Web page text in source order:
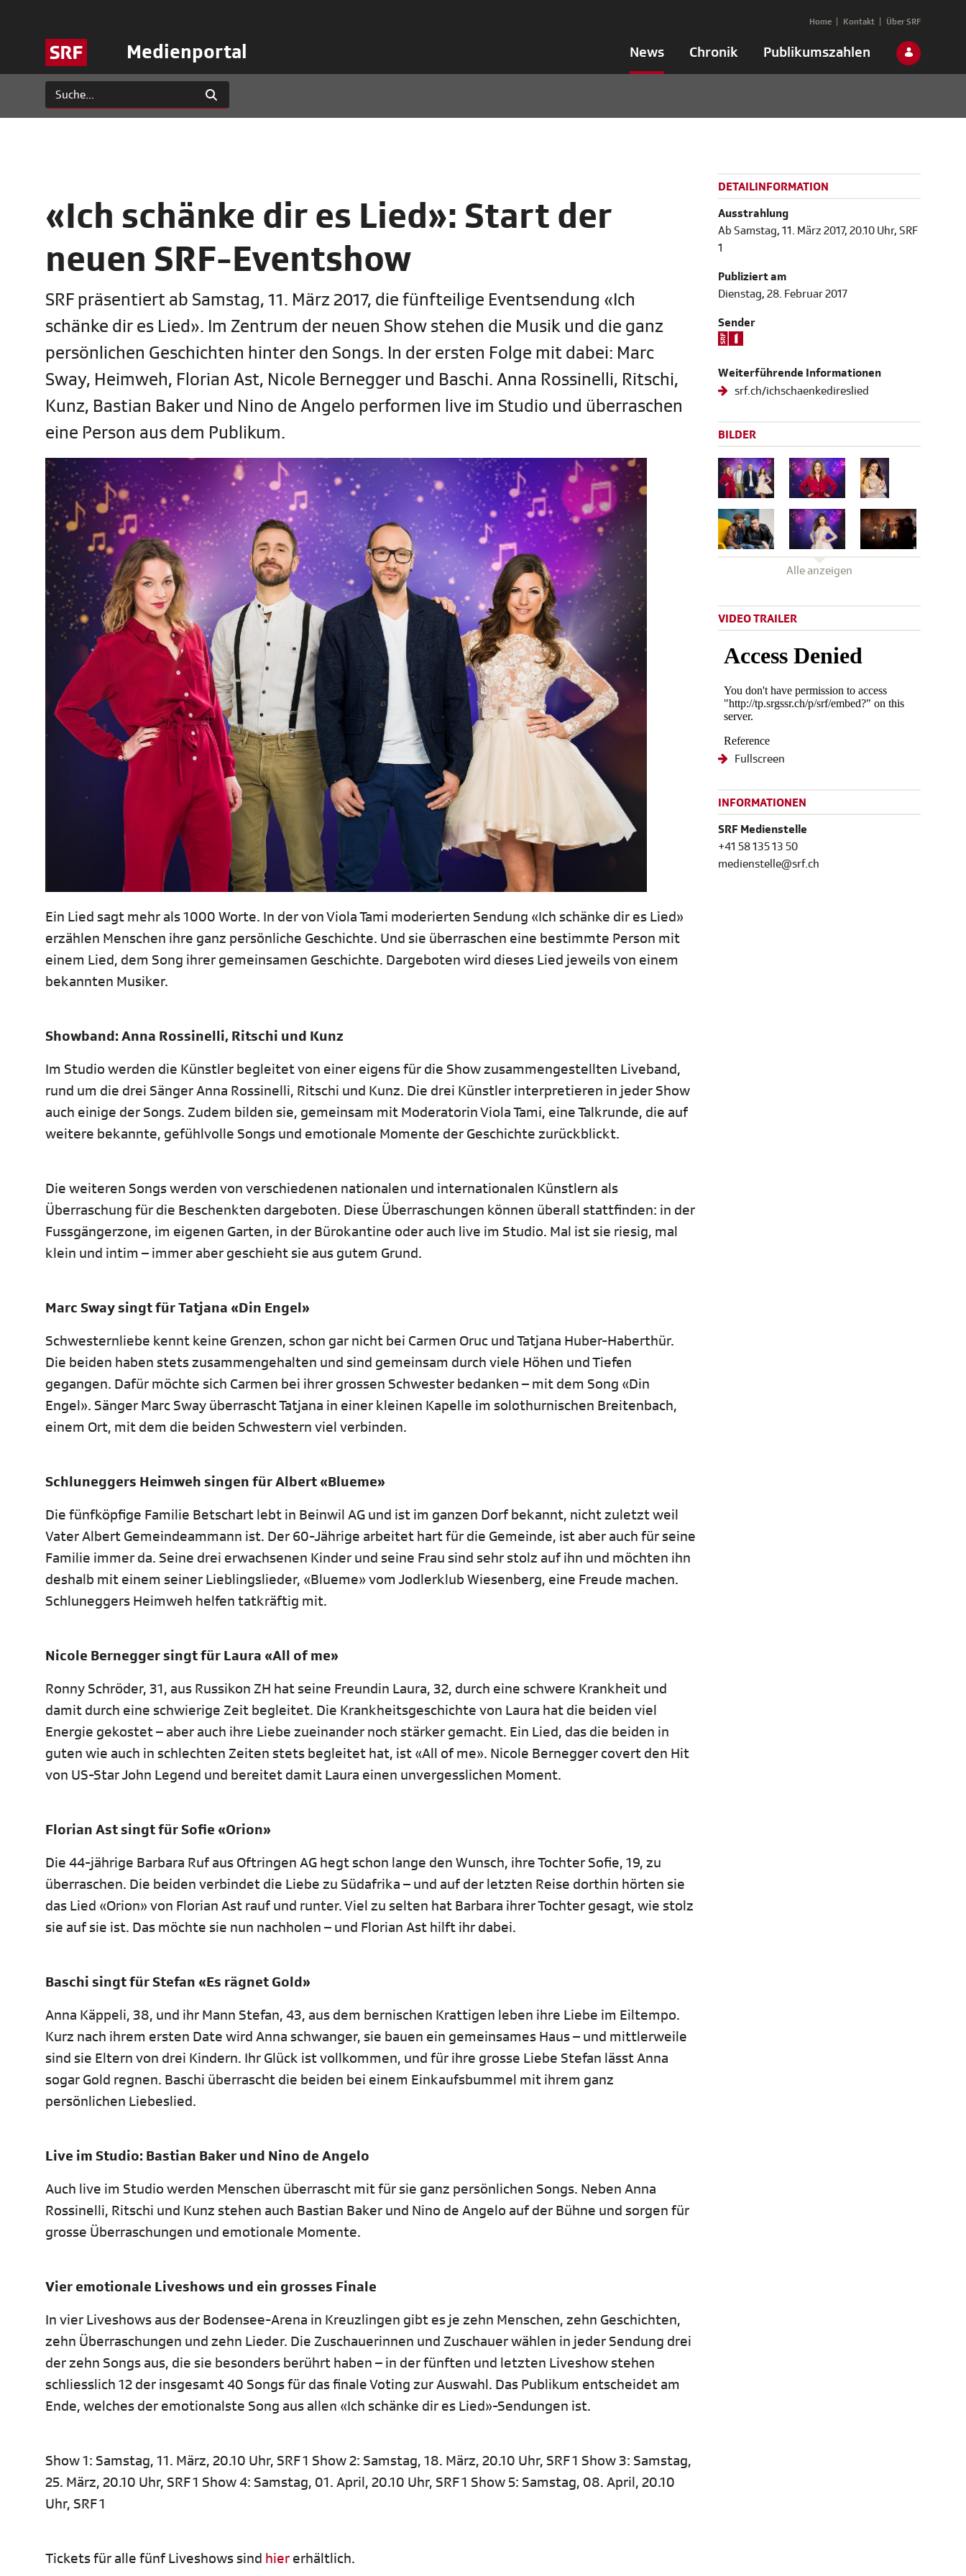
Medienportal News Chronik Publikumszahlen
Home Kontakt Über SRF
«Ich schänke dir es Lied»: Start der
neuen SRF-Eventshow
SRF präsentiert ab Samstag, 11. März 2017, die fünfteilige Eventsendung «Ich
schänke dir es Lied». Im Zentrum der neuen Show stehen die Musik und die ganz
persönlichen Geschichten hinter den Songs. In der ersten Folge mit dabei: Marc
Sway, Heimweh, Florian Ast, Nicole Bernegger und Baschi. Anna Rossinelli, Ritschi,
Kunz, Bastian Baker und Nino de Angelo performen live im Studio und überraschen
eine Person aus dem Publikum.
Ein Lied sagt mehr als 1000 Worte. In der von Viola Tami moderierten Sendung «Ich schänke dir es Lied»
erzählen Menschen ihre ganz persönliche Geschichte. Und sie überraschen eine bestimmte Person mit
einem Lied, dem Song ihrer gemeinsamen Geschichte. Dargeboten wird dieses Lied jeweils von einem
bekannten Musiker.
Showband: Anna Rossinelli, Ritschi und Kunz
Im Studio werden die Künstler begleitet von einer eigens für die Show zusammengestellten Liveband,
rund um die drei Sänger Anna Rossinelli, Ritschi und Kunz. Die drei Künstler interpretieren in jeder Show
auch einige der Songs. Zudem bilden sie, gemeinsam mit Moderatorin Viola Tami, eine Talkrunde, die auf
weitere bekannte, gefühlvolle Songs und emotionale Momente der Geschichte zurückblickt.
Die weiteren Songs werden von verschiedenen nationalen und internationalen Künstlern als
Überraschung für die Beschenkten dargeboten. Diese Überraschungen können überall stattfinden: in der
Fussgängerzone, im eigenen Garten, in der Bürokantine oder auch live im Studio. Mal ist sie riesig, mal
klein und intim – immer aber geschieht sie aus gutem Grund.
Marc Sway singt für Tatjana «Din Engel»
Schwesternliebe kennt keine Grenzen, schon gar nicht bei Carmen Oruc und Tatjana Huber-Haberthür.
Die beiden haben stets zusammengehalten und sind gemeinsam durch viele Höhen und Tiefen
gegangen. Dafür möchte sich Carmen bei ihrer grossen Schwester bedanken – mit dem Song «Din
Engel». Sänger Marc Sway überrascht Tatjana in einer kleinen Kapelle im solothurnischen Breitenbach,
einem Ort, mit dem die beiden Schwestern viel verbinden.
Schluneggers Heimweh singen für Albert «Blueme»
Die fünfköpfige Familie Betschart lebt in Beinwil AG und ist im ganzen Dorf bekannt, nicht zuletzt weil
Vater Albert Gemeindeammann ist. Der 60-Jährige arbeitet hart für die Gemeinde, ist aber auch für seine
Familie immer da. Seine drei erwachsenen Kinder und seine Frau sind sehr stolz auf ihn und möchten ihn
deshalb mit einem seiner Lieblingslieder, «Blueme» vom Jodlerklub Wiesenberg, eine Freude machen.
Schluneggers Heimweh helfen tatkräftig mit.
Nicole Bernegger singt für Laura «All of me»
Ronny Schröder, 31, aus Russikon ZH hat seine Freundin Laura, 32, durch eine schwere Krankheit und
damit durch eine schwierige Zeit begleitet. Die Krankheitsgeschichte von Laura hat die beiden viel
Energie gekostet – aber auch ihre Liebe zueinander noch stärker gemacht. Ein Lied, das die beiden in
guten wie auch in schlechten Zeiten stets begleitet hat, ist «All of me». Nicole Bernegger covert den Hit
von US-Star John Legend und bereitet damit Laura einen unvergesslichen Moment.
Florian Ast singt für Sofie «Orion»
Die 44-jährige Barbara Ruf aus Oftringen AG hegt schon lange den Wunsch, ihre Tochter Sofie, 19, zu
überraschen. Die beiden verbindet die Liebe zu Südafrika – und auf der letzten Reise dorthin hörten sie
das Lied «Orion» von Florian Ast rauf und runter. Viel zu selten hat Barbara ihrer Tochter gesagt, wie stolz
sie auf sie ist. Das möchte sie nun nachholen – und Florian Ast hilft ihr dabei.
Baschi singt für Stefan «Es rägnet Gold»
Anna Käppeli, 38, und ihr Mann Stefan, 43, aus dem bernischen Krattigen leben ihre Liebe im Eiltempo.
Kurz nach ihrem ersten Date wird Anna schwanger, sie bauen ein gemeinsames Haus – und mittlerweile
sind sie Eltern von drei Kindern. Ihr Glück ist vollkommen, und für ihre grosse Liebe Stefan lässt Anna
sogar Gold regnen. Baschi überrascht die beiden bei einem Einkaufsbummel mit ihrem ganz
persönlichen Liebeslied.
Live im Studio: Bastian Baker und Nino de Angelo
Auch live im Studio werden Menschen überrascht mit für sie ganz persönlichen Songs. Neben Anna
Rossinelli, Ritschi und Kunz stehen auch Bastian Baker und Nino de Angelo auf der Bühne und sorgen für
grosse Überraschungen und emotionale Momente.
Vier emotionale Liveshows und ein grosses Finale
In vier Liveshows aus der Bodensee-Arena in Kreuzlingen gibt es je zehn Menschen, zehn Geschichten,
zehn Überraschungen und zehn Lieder. Die Zuschauerinnen und Zuschauer wählen in jeder Sendung drei
der zehn Songs aus, die sie besonders berührt haben – in der fünften und letzten Liveshow stehen
schliesslich 12 der insgesamt 40 Songs für das finale Voting zur Auswahl. Das Publikum entscheidet am
Ende, welches der emotionalste Song aus allen «Ich schänke dir es Lied»-Sendungen ist.
Show 1: Samstag, 11. März, 20.10 Uhr, SRF 1 Show 2: Samstag, 18. März, 20.10 Uhr, SRF 1 Show 3: Samstag,
25. März, 20.10 Uhr, SRF 1 Show 4: Samstag, 01. April, 20.10 Uhr, SRF 1 Show 5: Samstag, 08. April, 20.10
Uhr, SRF 1
Tickets für alle fünf Liveshows sind hier erhältlich.
DETAILINFORMATION
Ausstrahlung
Ab Samstag, 11. März 2017, 20.10 Uhr, SRF
1
Publiziert am
Dienstag, 28. Februar 2017
Sender
Weiterführende Informationen
srf.ch/ichschaenkedireslied
BILDER
Alle anzeigen
VIDEO TRAILER
Fullscreen
INFORMATIONEN
SRF Medienstelle
+41 58 135 13 50
medienstelle@srf.ch